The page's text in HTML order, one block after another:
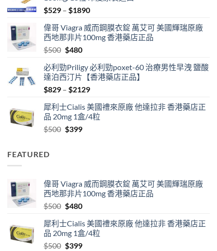
$529 – $1890Price
$529
through
偉哥 Viagra 威而鋼膜衣錠 萬艾可 美國輝瑞原廠
西地那非片100mg 香港藥店正品
$500 Original
was:
$500.
$480Current
is:
$480.
必利勁Priligy 必利勁poxet-60 治療男性早洩 鹽酸
達泊西汀片【香港藥店正品】
$829 – $2129Price
$829
through
犀利士Cialis 美國禮來原廠 他達拉非 香港藥店正
品 20mg 1盒/4粒
$500 Original
$399Current
FEATURED
偉哥 Viagra 威而鋼膜衣錠 萬艾可 美國輝瑞原廠
西地那非片100mg 香港藥店正品
$500 Original
was:
$500.
$480Current
is:
$480.
犀利士Cialis 美國禮來原廠 他達拉非 香港藥店正
品 20mg 1盒/4粒
$500 Original
$399Current